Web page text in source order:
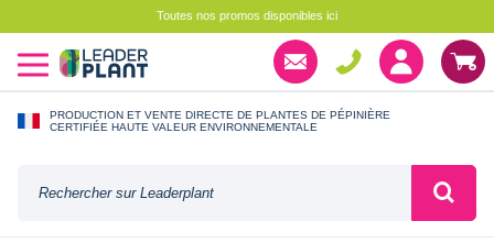
Toutes nos promos disponibles ici
PRODUCTION ET VENTE DIRECTE DE PLANTES DE PÉPINIÈRE
CERTIFIÉE HAUTE VALEUR ENVIRONNEMENTALE